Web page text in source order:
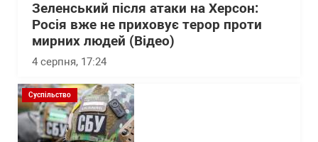
Зеленський після атаки на Херсон:
Росія вже не приховує терор проти
мирних людей (Відео)
4 серпня, 17:24
Суспільство